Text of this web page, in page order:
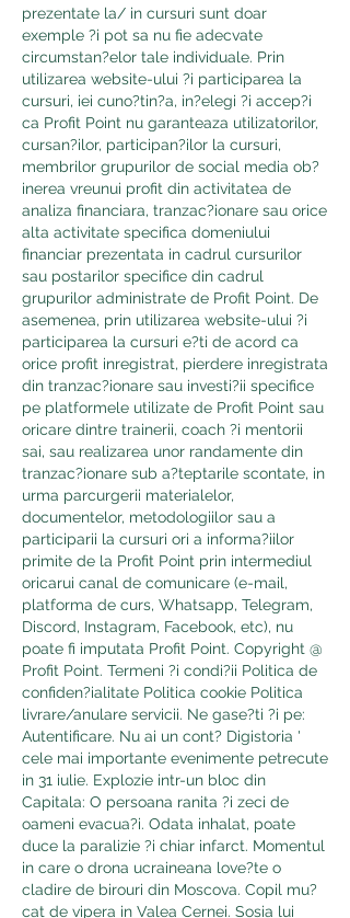
prezentate la/ in cursuri sunt doar
exemple ?i pot sa nu fie adecvate
circumstan?elor tale individuale. Prin
utilizarea website-ului ?i participarea la
cursuri, iei cuno?tin?a, in?elegi ?i accep?i
ca Profit Point nu garanteaza utilizatorilor,
cursan?ilor, participan?ilor la cursuri,
membrilor grupurilor de social media ob?
inerea vreunui profit din activitatea de
analiza financiara, tranzac?ionare sau orice
alta activitate specifica domeniului
financiar prezentata in cadrul cursurilor
sau postarilor specifice din cadrul
grupurilor administrate de Profit Point. De
asemenea, prin utilizarea website-ului ?i
participarea la cursuri e?ti de acord ca
orice profit inregistrat, pierdere inregistrata
din tranzac?ionare sau investi?ii specifice
pe platformele utilizate de Profit Point sau
oricare dintre trainerii, coach ?i mentorii
sai, sau realizarea unor randamente din
tranzac?ionare sub a?teptarile scontate, in
urma parcurgerii materialelor,
documentelor, metodologiilor sau a
participarii la cursuri ori a informa?iilor
primite de la Profit Point prin intermediul
oricarui canal de comunicare (e-mail,
platforma de curs, Whatsapp, Telegram,
Discord, Instagram, Facebook, etc), nu
poate fi imputata Profit Point. Copyright @
Profit Point. Termeni ?i condi?ii Politica de
confiden?ialitate Politica cookie Politica
livrare/anulare servicii. Ne gase?ti ?i pe:
Autentificare. Nu ai un cont? Digistoria '
cele mai importante evenimente petrecute
in 31 iulie. Explozie intr-un bloc din
Capitala: O persoana ranita ?i zeci de
oameni evacua?i. Odata inhalat, poate
duce la paralizie ?i chiar infarct. Momentul
in care o drona ucraineana love?te o
cladire de birouri din Moscova. Copil mu?
cat de vipera in Valea Cernei. Sosia lui